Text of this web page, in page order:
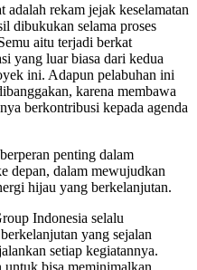
rekam jejak keselamatan
dibukukan selama proses
aitu terjadi berkat
yang luar biasa dari kedua
ini. Adapun pelabuhan ini
karena membawa
berkontribusi kepada agenda
penting dalam
depan, dalam mewujudkan
hijau yang berkelanjutan.
Indonesia selalu
yang sejalan
setiap kegiatannya.
untuk bisa meminimalkan